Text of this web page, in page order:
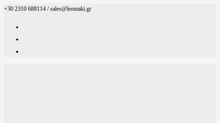
Skip
+30 2310 688114 / sales@leontaki.gr